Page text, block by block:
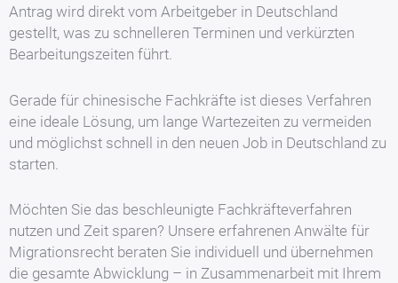
Antrag wird direkt vom Arbeitgeber in Deutschland
gestellt, was zu schnelleren Terminen und verkürzten
Bearbeitungszeiten führt.
Gerade für chinesische Fachkräfte ist dieses Verfahren
eine ideale Lösung, um lange Wartezeiten zu vermeiden
und möglichst schnell in den neuen Job in Deutschland zu
starten.
Möchten Sie das beschleunigte Fachkräfteverfahren
nutzen und Zeit sparen? Unsere erfahrenen Anwälte für
Migrationsrecht beraten Sie individuell und übernehmen
die gesamte Abwicklung – in Zusammenarbeit mit Ihrem